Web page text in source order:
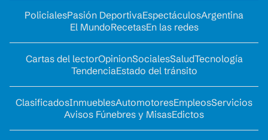
PolicialesPasión DeportivaEspectáculosArgentina
El MundoRecetasEn las redes
Cartas del lectorOpinionSocialesSaludTecnología
TendenciaEstado del tránsito
ClasificadosInmueblesAutomotoresEmpleosServicios
Avisos Fúnebres y MisasEdictos